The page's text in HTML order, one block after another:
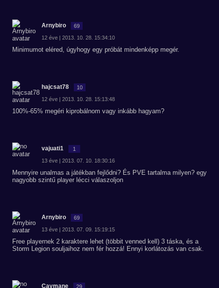
Arnybiro 69
12 éve | 2013. 10. 28. 15:34:10
Minimumot eléred, úgyhogy egy próbát mindenképp megér.
hajcsat78 10
12 éve | 2013. 10. 28. 15:13:48
100%-65% megéri kiprobálnom vagy inkább hagyam?
vajuati1 1
13 éve | 2013. 07. 10. 18:30:16
Mennyire unalmas a játékban fejlődni? És PVE tartalma milyen? egy
nagyobb szintű player lécci válaszoljon
Arnybiro 69
13 éve | 2013. 07. 09. 15:19:15
Free playernek 2 karaktere lehet (többit venned kell) 3 táska, és a
Storm Legion souljaihoz nem fér hozzá! Ennyi korlátozás van csak.
Caymane 29